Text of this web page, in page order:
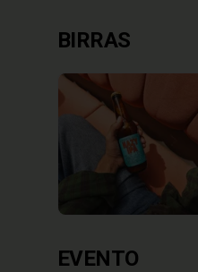
BIRRAS
EVENTO